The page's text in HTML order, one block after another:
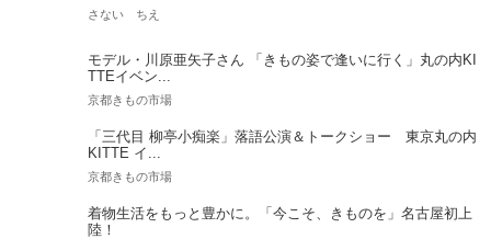
さない ちえ
モデル・川原亜矢子さん 「きもの姿で逢いに行く」丸の内KI
TTEイベン...
京都きもの市場
「三代目 柳亭小痴楽」落語公演＆トークショー 東京丸の内
KITTE イ...
京都きもの市場
着物生活をもっと豊かに。「今こそ、きものを」名古屋初上
陸！